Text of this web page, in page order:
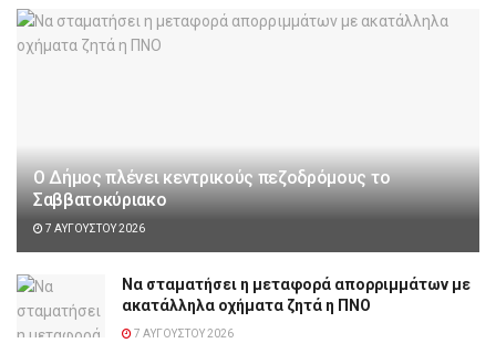
Ο Δήμος πλένει κεντρικούς πεζοδρόμους το
Σαββατοκύριακο
7 ΑΥΓΟΎΣΤΟΥ 2026
Να σταματήσει η μεταφορά απορριμμάτων με
ακατάλληλα οχήματα ζητά η ΠΝΟ
7 ΑΥΓΟΎΣΤΟΥ 2026